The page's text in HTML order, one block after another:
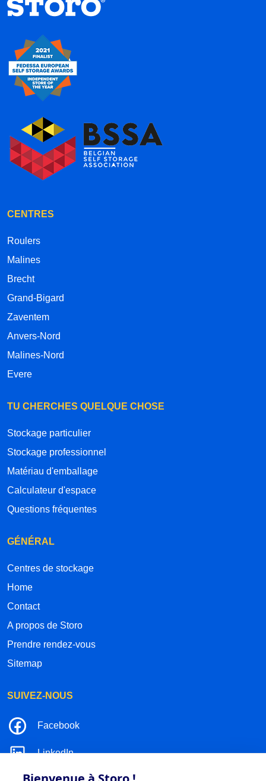
CENTRES
Roulers
Malines
Brecht
Grand-Bigard
Zaventem
Anvers-Nord
Malines-Nord
Evere
TU CHERCHES QUELQUE CHOSE
Stockage particulier
Stockage professionnel
Matériau d'emballage
Calculateur d'espace
Questions fréquentes
GÉNÉRAL
Centres de stockage
Home
Contact
A propos de Storo
Prendre rendez-vous
Sitemap
SUIVEZ-NOUS
Facebook
LinkedIn